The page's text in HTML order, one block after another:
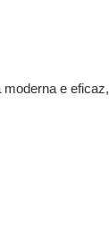
e eficaz,